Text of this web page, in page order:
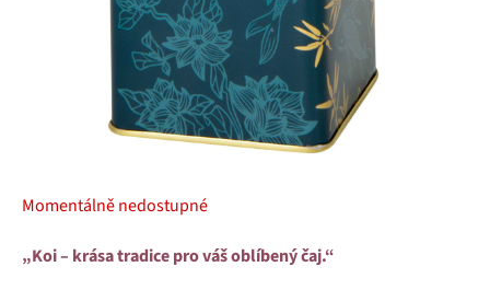
Momentálně nedostupné
„Koi – krása tradice pro váš oblíbený čaj.“